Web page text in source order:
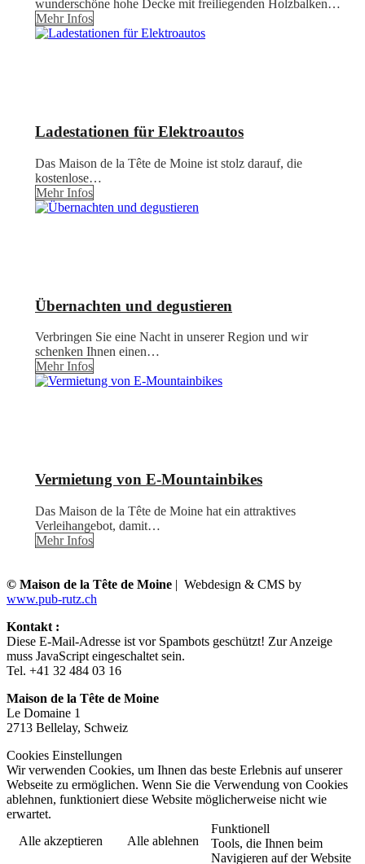
wunderschöne hohe Decke mit freiliegenden Holzbalken…
Mehr Infos
Ladestationen für Elektroautos
Das Maison de la Tête de Moine ist stolz darauf, die
kostenlose…
Mehr Infos
Übernachten und degustieren
Verbringen Sie eine Nacht in unserer Region und wir
schenken Ihnen einen…
Mehr Infos
Vermietung von E-Mountainbikes
Das Maison de la Tête de Moine hat ein attraktives
Verleihangebot, damit…
Mehr Infos
© Maison de la Tête de Moine | Webdesign & CMS by
www.pub-rutz.ch
Kontakt :
Diese E-Mail-Adresse ist vor Spambots geschützt! Zur Anzeige
muss JavaScript eingeschaltet sein.
Tel. +41 32 484 03 16
Maison de la Tête de Moine
Le Domaine 1
2713 Bellelay, Schweiz
Cookies Einstellungen
Wir verwenden Cookies, um Ihnen das beste Erlebnis auf unserer
Webseite zu ermöglichen. Wenn Sie die Verwendung von Cookies
ablehnen, funktioniert diese Website möglicherweise nicht wie
erwartet.
Alle akzeptieren
Alle ablehnen
Funktionell
Tools, die Ihnen beim
Navigieren auf der Website